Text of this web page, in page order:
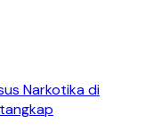
Narkotika di